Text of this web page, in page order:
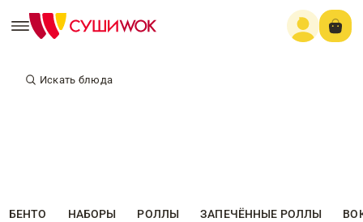
Искать блюда
БЕНТО НАБОРЫ РОЛЛЫ ЗАПЕЧЁННЫЕ РОЛЛЫ